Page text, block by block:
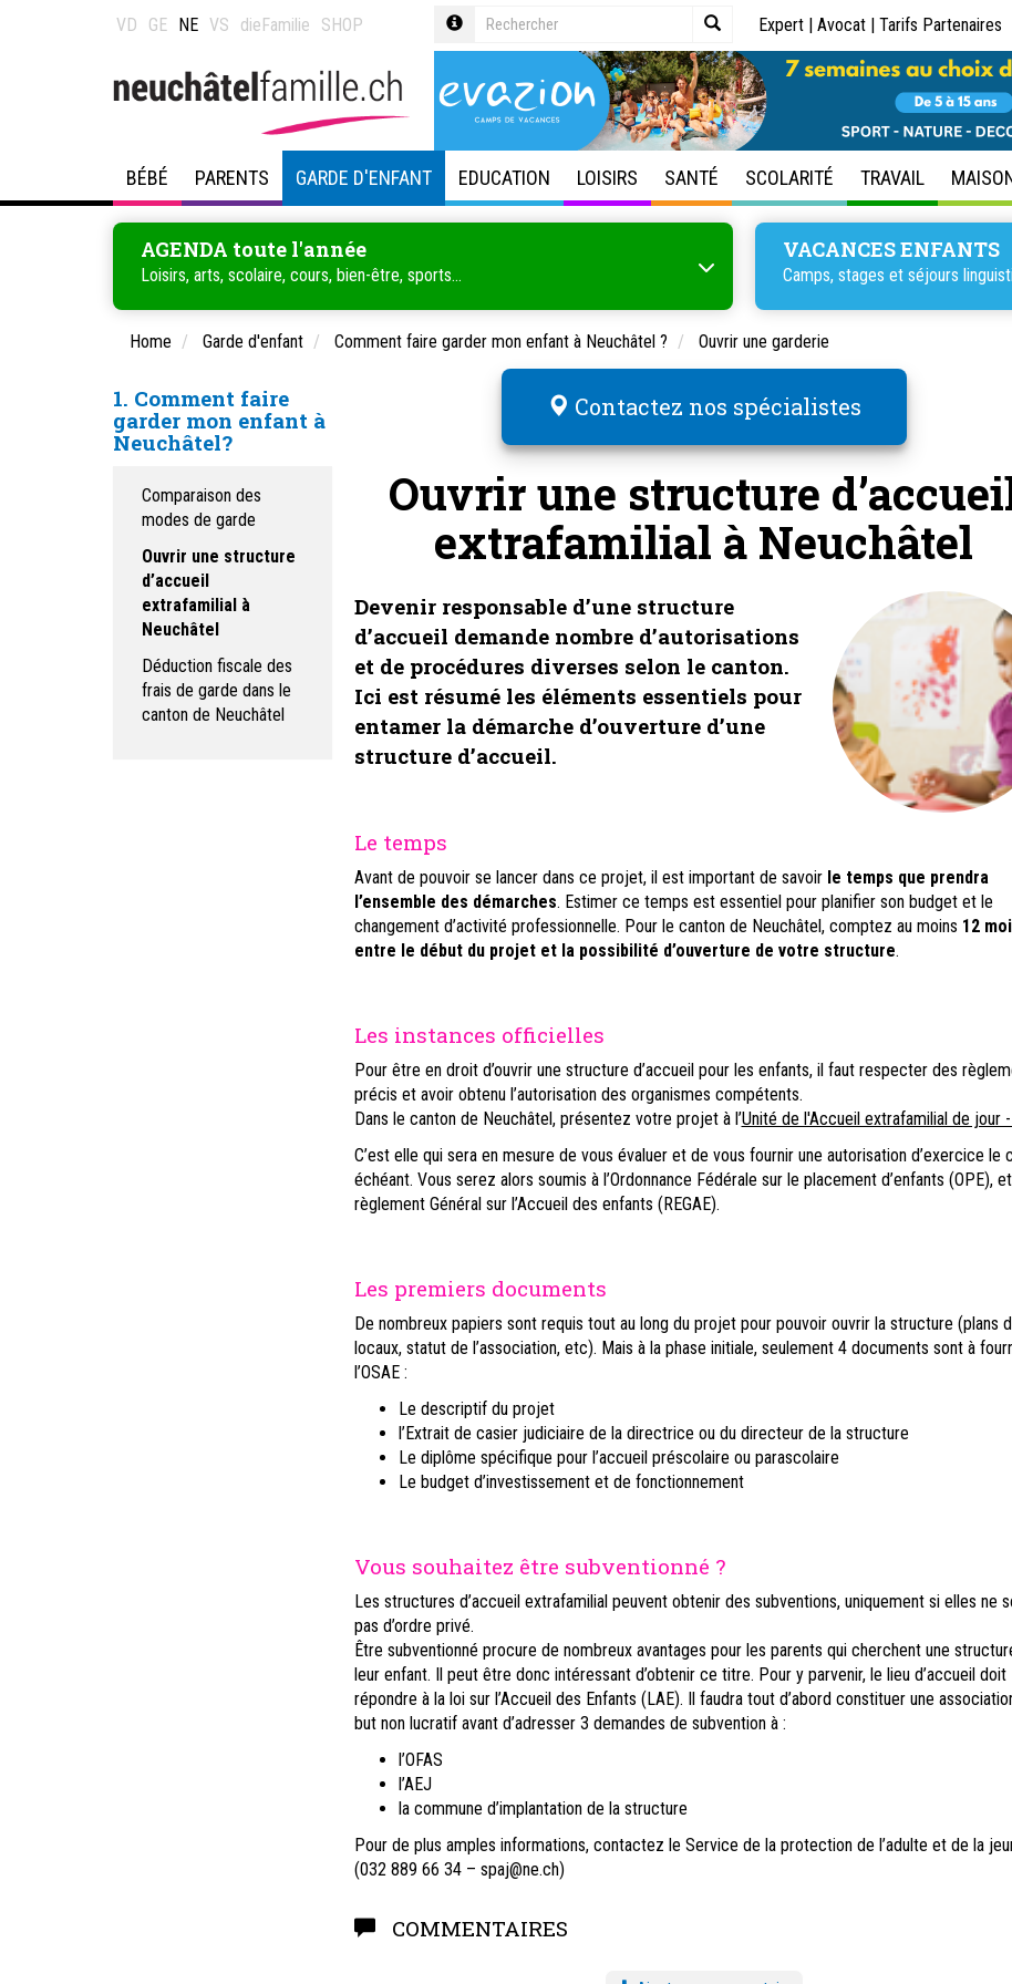
VD GE NE VS dieFamilie SHOP Expert | Avocat | Tarifs Partenaires
BÉBÉ PARENTS GARDE D'ENFANT EDUCATION LOISIRS SANTÉ SCOLARITÉ TRAVAIL
AGENDA toute l'année
Loisirs, arts, scolaire, cours, bien-être, sports...
VACANCES ENFANTS
Camps, stages et séjours
Home Garde d'enfant Comment faire garder mon enfant à Neuchâtel ? Ouvrir une garderie
1. Comment faire
garder mon enfant à
Neuchâtel?
Comparaison des
modes de garde
Ouvrir une structure
d’accueil
extrafamilial à
Neuchâtel
Déduction fiscale des
frais de garde dans le
canton de Neuchâtel
Contactez nos spécialistes
Ouvrir une structure
extrafamilial à Neuchâtel
Devenir responsable d’une structure
d’accueil demande nombre d’autorisations
et de procédures diverses selon le canton.
Ici est résumé les éléments essentiels pour
entamer la démarche d’ouverture d’une
structure d’accueil.
Le temps
Avant de pouvoir se lancer dans ce projet, il est important de savoir le temps que prendra
l’ensemble des démarches. Estimer ce temps est essentiel pour planifier son budget et le
changement d’activité professionnelle. Pour le canton de Neuchâtel, comptez au moins 12
entre le début du projet et la possibilité d’ouverture de votre structure.
Les instances officielles
Pour être en droit d’ouvrir une structure d’accueil pour les enfants, il faut respecter des
précis et avoir obtenu l’autorisation des organismes compétents.
Dans le canton de Neuchâtel, présentez votre projet à l’Unité de l'Accueil extrafamilial de jour
C’est elle qui sera en mesure de vous évaluer et de vous fournir une autorisation d’exercice le
échéant. Vous serez alors soumis à l’Ordonnance Fédérale sur le placement d’enfants (OPE),
règlement Général sur l’Accueil des enfants (REGAE).
Les premiers documents
De nombreux papiers sont requis tout au long du projet pour pouvoir ouvrir la structure (plans
locaux, statut de l’association, etc). Mais à la phase initiale, seulement 4 documents sont à
l’OSAE :
Le descriptif du projet
l’Extrait de casier judiciaire de la directrice ou du directeur de la structure
Le diplôme spécifique pour l’accueil préscolaire ou parascolaire
Le budget d’investissement et de fonctionnement
Vous souhaitez être subventionné ?
Les structures d’accueil extrafamilial peuvent obtenir des subventions, uniquement si elles ne
pas d’ordre privé.
Être subventionné procure de nombreux avantages pour les parents qui cherchent une
leur enfant. Il peut être donc intéressant d’obtenir ce titre. Pour y parvenir, le lieu d’accueil doit
répondre à la loi sur l’Accueil des Enfants (LAE). Il faudra tout d’abord constituer une
but non lucratif avant d’adresser 3 demandes de subvention à :
l’OFAS
l’AEJ
la commune d’implantation de la structure
Pour de plus amples informations, contactez le Service de la protection de l’adulte et de la
(032 889 66 34 – spaj@ne.ch)
COMMENTAIRES